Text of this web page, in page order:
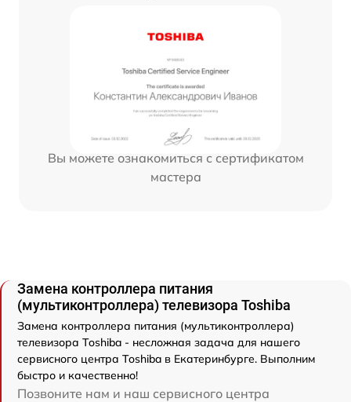
Вы можете ознакомиться с сертификатом
мастера
Замена контроллера питания
(мультиконтроллера) телевизора Toshiba
Замена контроллера питания (мультиконтроллера)
телевизора Toshiba - несложная задача для нашего
сервисного центра Toshiba в Екатеринбурге. Выполним
быстро и качественно!
Позвоните нам и наш сервисного центра